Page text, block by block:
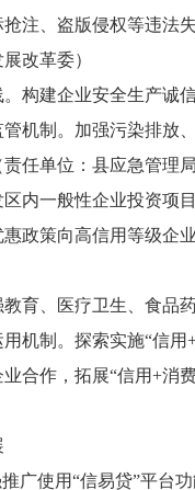
注、盗版侵权等违
改革委）
构建企业安全生产诚
机制。加强污染排
任单位：县应急管理
区内一般性企业投资项
政策向高信用等级
教育、医疗卫生、食品
机制。探索实施“信用
合作，拓展“信用+
广使用“信易贷”平台